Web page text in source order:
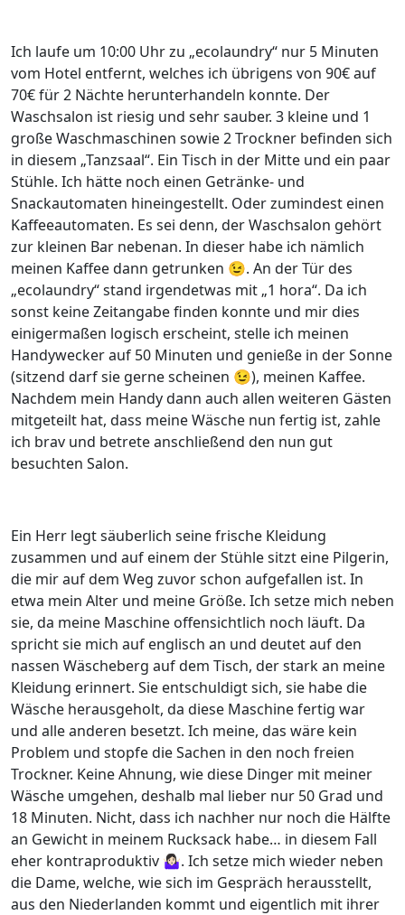
Ich laufe um 10:00 Uhr zu „ecolaundry“ nur 5 Minuten
vom Hotel entfernt, welches ich übrigens von 90€ auf
70€ für 2 Nächte herunterhandeln konnte. Der
Waschsalon ist riesig und sehr sauber. 3 kleine und 1
große Waschmaschinen sowie 2 Trockner befinden sich
in diesem „Tanzsaal“. Ein Tisch in der Mitte und ein paar
Stühle. Ich hätte noch einen Getränke- und
Snackautomaten hineingestellt. Oder zumindest einen
Kaffeeautomaten. Es sei denn, der Waschsalon gehört
zur kleinen Bar nebenan. In dieser habe ich nämlich
meinen Kaffee dann getrunken 😉. An der Tür des
„ecolaundry“ stand irgendetwas mit „1 hora“. Da ich
sonst keine Zeitangabe finden konnte und mir dies
einigermaßen logisch erscheint, stelle ich meinen
Handywecker auf 50 Minuten und genieße in der Sonne
(sitzend darf sie gerne scheinen 😉), meinen Kaffee.
Nachdem mein Handy dann auch allen weiteren Gästen
mitgeteilt hat, dass meine Wäsche nun fertig ist, zahle
ich brav und betrete anschließend den nun gut
besuchten Salon.
Ein Herr legt säuberlich seine frische Kleidung
zusammen und auf einem der Stühle sitzt eine Pilgerin,
die mir auf dem Weg zuvor schon aufgefallen ist. In
etwa mein Alter und meine Größe. Ich setze mich neben
sie, da meine Maschine offensichtlich noch läuft. Da
spricht sie mich auf englisch an und deutet auf den
nassen Wäscheberg auf dem Tisch, der stark an meine
Kleidung erinnert. Sie entschuldigt sich, sie habe die
Wäsche herausgeholt, da diese Maschine fertig war
und alle anderen besetzt. Ich meine, das wäre kein
Problem und stopfe die Sachen in den noch freien
Trockner. Keine Ahnung, wie diese Dinger mit meiner
Wäsche umgehen, deshalb mal lieber nur 50 Grad und
18 Minuten. Nicht, dass ich nachher nur noch die Hälfte
an Gewicht in meinem Rucksack habe… in diesem Fall
eher kontraproduktiv 🤷🏻‍♀️. Ich setze mich wieder neben
die Dame, welche, wie sich im Gespräch herausstellt,
aus den Niederlanden kommt und eigentlich mit ihrer